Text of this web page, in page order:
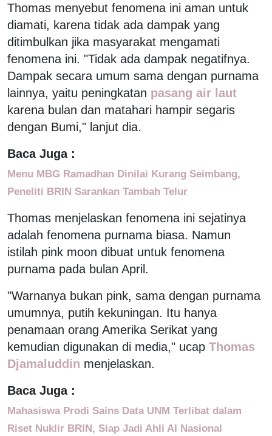
Thomas menyebut fenomena ini aman untuk
diamati, karena tidak ada dampak yang
ditimbulkan jika masyarakat mengamati
fenomena ini. "Tidak ada dampak negatifnya.
Dampak secara umum sama dengan purnama
lainnya, yaitu peningkatan pasang air laut
karena bulan dan matahari hampir segaris
dengan Bumi," lanjut dia.
Baca Juga :
Menu MBG Ramadhan Dinilai Kurang Seimbang,
Peneliti BRIN Sarankan Tambah Telur
Thomas menjelaskan fenomena ini sejatinya
adalah fenomena purnama biasa. Namun
istilah pink moon dibuat untuk fenomena
purnama pada bulan April.
"Warnanya bukan pink, sama dengan purnama
umumnya, putih kekuningan. Itu hanya
penamaan orang Amerika Serikat yang
kemudian digunakan di media," ucap Thomas
Djamaluddin menjelaskan.
Baca Juga :
Mahasiswa Prodi Sains Data UNM Terlibat dalam
Riset Nuklir BRIN, Siap Jadi Ahli AI Nasional